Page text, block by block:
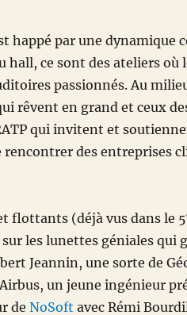
happé par une dynamique
hall, ce sont des ateliers où
passionnés. Au
rêvent en grand et ceux
qui invitent et
rencontrer des entreprises
flottants (déjà vus dans le 5
les lunettes géniales qui
Jeannin, une sorte de
un jeune ingénieur
de NoSoft avec Rémi